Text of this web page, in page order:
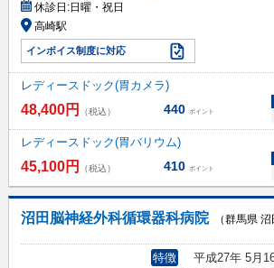
休診日:日曜・祝日
高崎駅
インボイス制度に対応
レディースドック(胃カメラ)
48,400円 （税込） 440 ポイント
レディースドック(胃バリウム)
45,100円 （税込） 410 ポイント
沼田脳神経外科循環器科病院
（群馬県 沼
特徴
平成27年 5月